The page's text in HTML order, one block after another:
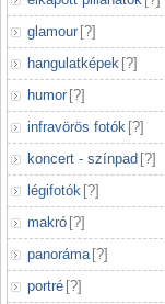
glamour [?]
hangulatképek [?]
humor [?]
infravörös fotók [?]
koncert - színpad [?]
légifotók [?]
makró [?]
panoráma [?]
portré [?]